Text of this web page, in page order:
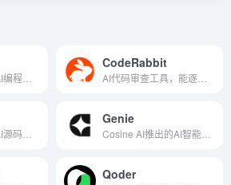
CodeRabbit
Genie
Qoder